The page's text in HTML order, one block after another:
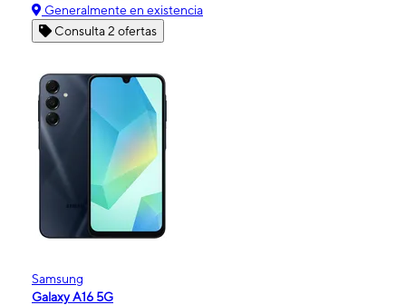
Generalmente en existencia
Consulta 2 ofertas
Samsung
Galaxy A16 5G